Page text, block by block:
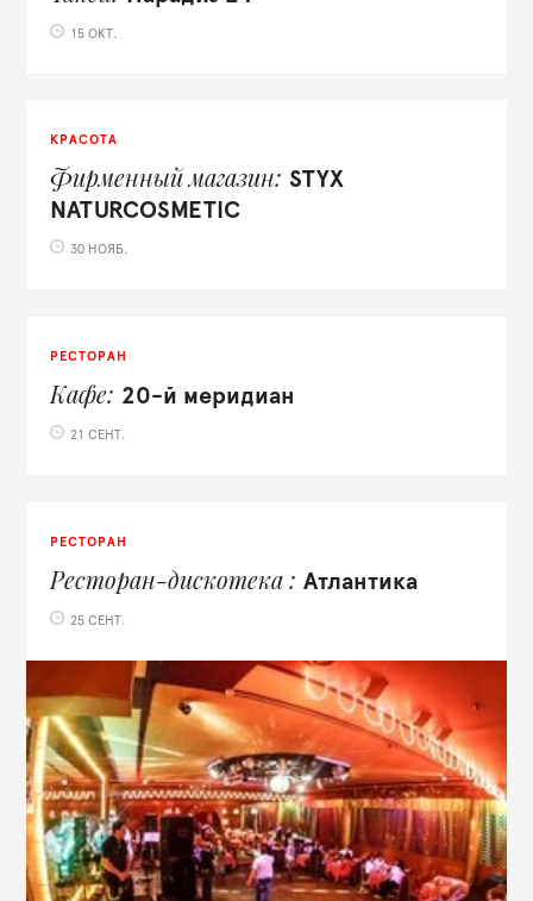
15 ОКТ.
КРАСОТА
Фирменный магазин
STYX
NATURCOSMETIC
30 НОЯБ.
РЕСТОРАН
Кафе 20-й меридиан
21 СЕНТ.
РЕСТОРАН
Ресторан-дискотека Атлантика
25 СЕНТ.